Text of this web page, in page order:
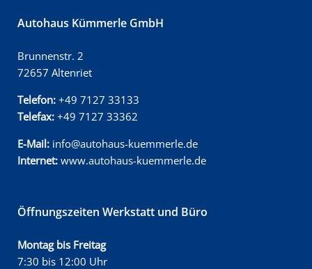
Autohaus Kümmerle GmbH
Brunnenstr. 2
72657 Altenriet
Telefon: +49 7127 33133
Telefax: +49 7127 33362
E-Mail: info@autohaus-kuemmerle.de
Internet: www.autohaus-kuemmerle.de
Öffnungszeiten Werkstatt und Büro
Montag bis Freitag
7:30 bis 12:00 Uhr